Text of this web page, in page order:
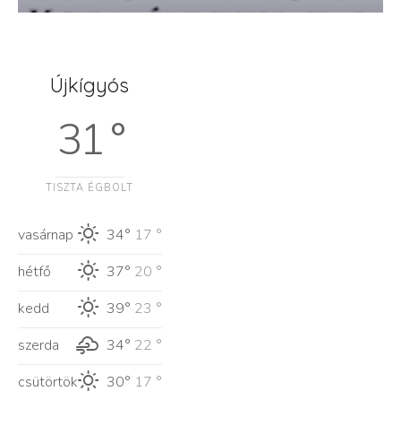
Újkígyós
31 °
TISZTA ÉGBOLT
vasárnap 34° 17 °
hétfő
37° 20 °
kedd
39° 23 °
szerda
34° 22 °
csütörtök
30° 17 °